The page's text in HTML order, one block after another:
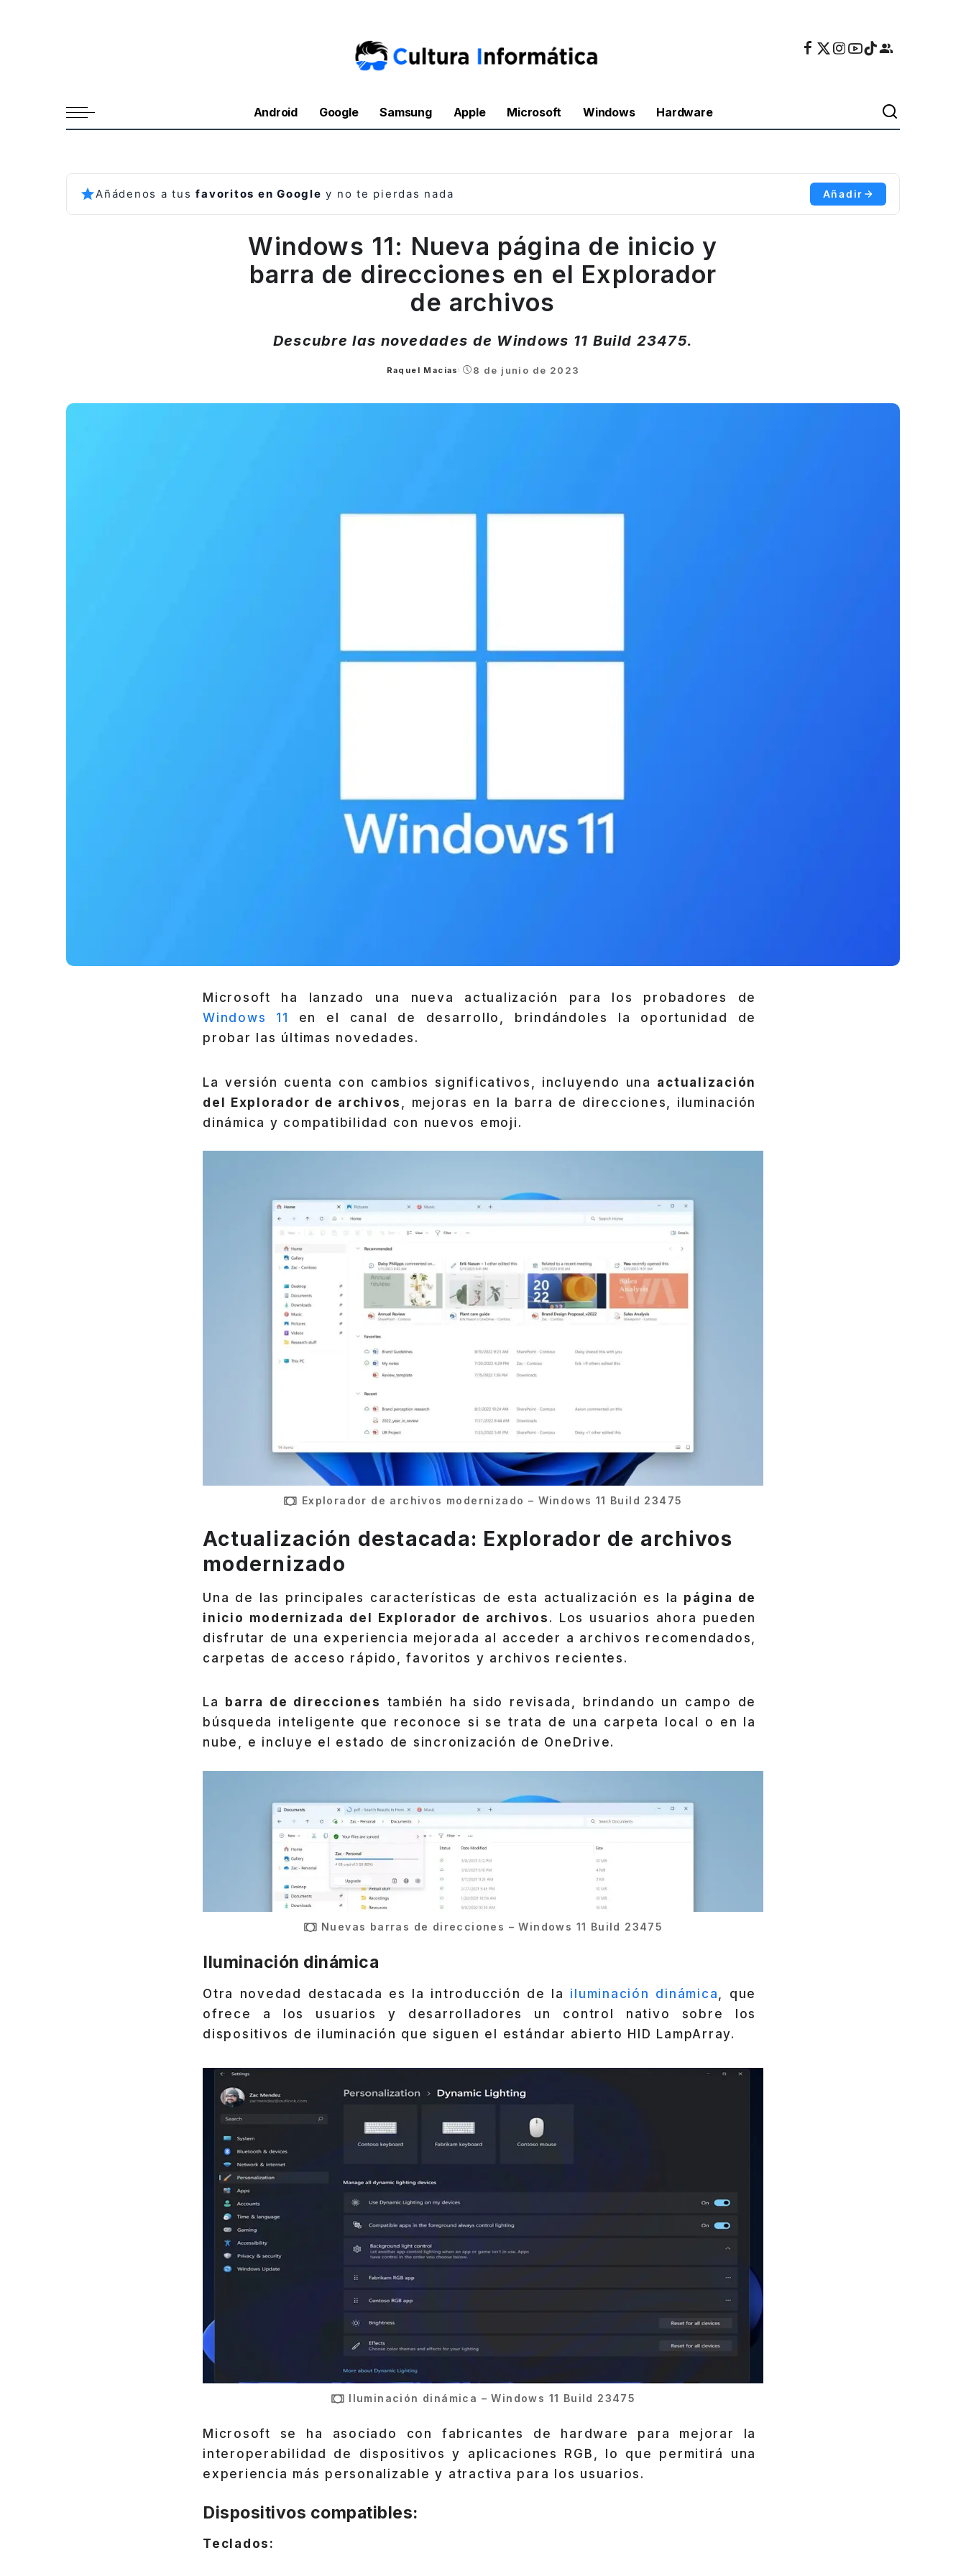
Android Google Samsung Apple Microsoft Windows Hardware
Añádenos a tusfavoritos en Google y no te pierdas nada Añadir
Windows 11: Nueva página de inicio y
barra de direcciones en el Explorador
de archivos
Descubre las novedades de Windows 11 Build 23475.
Posted
Raquel Macias 8 de junio de 2023
Microsoft ha lanzado una nueva actualización para los probadores de
Windows 11
en el canal de desarrollo, brindándoles la oportunidad de
probar las últimas novedades.
La versión cuenta con cambios significativos, incluyendo una actualización
del Explorador de archivos
, mejoras en la barra de direcciones, iluminación
dinámica y compatibilidad con nuevos emoji.
Explorador de archivos modernizado – Windows 11 Build 23475
Actualización destacada: Explorador de archivos
modernizado
Una de las principales características de esta actualización es la página de
inicio modernizada del Explorador de archivos . Los usuarios ahora pueden
disfrutar de una experiencia mejorada al acceder a archivos recomendados,
carpetas de acceso rápido, favoritos y archivos recientes.
La barra de direcciones también ha sido revisada, brindando un campo de
búsqueda inteligente que reconoce si se trata de una carpeta local o en la
nube, e incluye el estado de sincronización de OneDrive.
Nuevas barras de direcciones – Windows 11 Build 23475
Iluminación dinámica
Otra novedad destacada es la introducción de la iluminación dinámica
, que
ofrece a los usuarios y desarrolladores un control nativo sobre los
dispositivos de iluminación que siguen el estándar abierto HID LampArray.
Iluminación dinámica – Windows 11 Build 23475
Microsoft se ha asociado con fabricantes de hardware para mejorar la
interoperabilidad de dispositivos y aplicaciones RGB, lo que permitirá una
experiencia más personalizable y atractiva para los usuarios.
Dispositivos compatibles:
Teclados: